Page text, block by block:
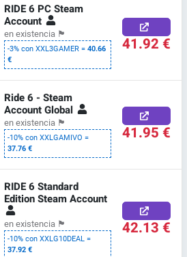
RIDE 6 PC Steam
Account
en existencia 🏴
-3% con XXL3GAMER =40.66
€
41.92 €
Ride 6 - Steam
Account Global
en existencia 🏴
-10% con XXLGAMIVO =
37.76 €
41.95 €
RIDE 6 Standard
Edition Steam Account
en existencia 🏴
-10% con XXLG10DEAL =
37.92 €
42.13 €